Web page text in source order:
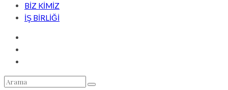
BİZ KİMİZ
İŞ BİRLİĞİ